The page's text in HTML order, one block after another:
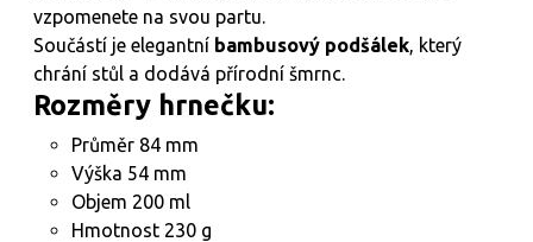
vzpomenete na svou partu.
Součástí je elegantní bambusový podšálek, který
chrání stůl a dodává přírodní šmrnc.
Rozměry hrnečku:
Průměr 84 mm
Výška 54 mm
Objem 200 ml
Hmotnost 230 g